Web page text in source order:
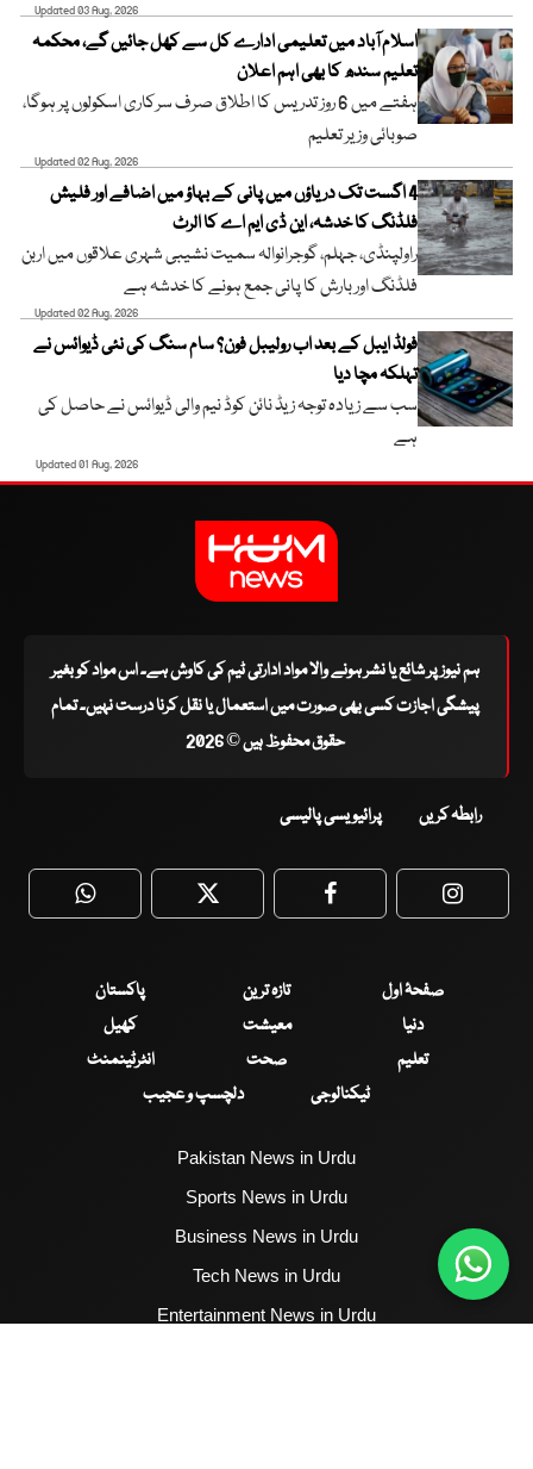
Updated 03 Aug, 2026
اسلام آباد میں تعلیمی ادارے کل سے کھل جائیں گے، محکمہ
تعلیم سندھ کا بھی اہم اعلان
ہفتے میں 6 روز تدریس کا اطلاق صرف سرکاری اسکولوں پر ہوگا،
صوبائی وزیر تعلیم
Updated 02 Aug, 2026
4 اگست تک دریاؤں میں پانی کے بہاؤ میں اضافے اور فلیش
فلڈنگ کا خدشہ، این ڈی ایم اے کا الرٹ
راولپنڈی، جہلم، گوجرانوالہ سمیت نشیبی شہری علاقوں میں اربن
فلڈنگ اور بارش کا پانی جمع ہونے کا خدشہ ہے
Updated 02 Aug, 2026
فولڈ ایبل کے بعد اب رولیبل فون؟ سام سنگ کی نئی ڈیوائس نے
تہلکہ مچا دیا
سب سے زیادہ توجہ زیڈ نائن کوڈ نیم والی ڈیوائس نے حاصل کی
ہے
Updated 01 Aug, 2026
ہم نیوز پر شائع یا نشر ہونے والا مواد ادارتی ٹیم کی کاوش ہے۔ اس مواد کو بغیر
پیشگی اجازت کسی بھی صورت میں استعمال یا نقل کرنا درست نہیں۔ تمام
حقوق محفوظ ہیں © 2026
رابطہ کریں پرائیویسی پالیسی
WhatsApp Twitter Facebook
صفحۂ اول تازہ ترین
پاکستان
دنیا
معیشت
کھیل
تعلیم
صحت
انٹرٹینمنٹ
ٹیکنالوجی
دلچسپ و عجیب
Pakistan News in Urdu
Sports News in Urdu
Business News in Urdu
Tech News in Urdu
Entertainment News in Urdu